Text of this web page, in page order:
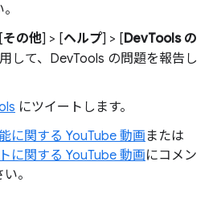
[その他] > [ヘルプ] > [DevTools の
して、DevTools の問題を報告し
にツイートします。
に関する YouTube 動画 または
に関する YouTube 動画にコメン
。